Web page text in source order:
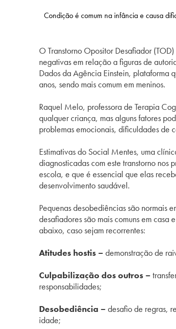
Condição é comum na infância e causa
O Transtorno Opositor Desafiador (TOD
negativas em relação a figuras de
Dados da Agência Einstein, plataforma
anos, sendo mais comum em meninos.
Raquel Melo, professora de Terapia
qualquer criança, mas alguns fatores
problemas emocionais, dificuldades de
Estimativas do Social Mentes, uma
diagnosticadas com este transtorno nos
escola, e que é essencial que elas
desenvolvimento saudável.
Pequenas desobediências são normais
desafiadores são mais comuns em casa
abaixo, caso sejam recorrentes:
Atitudes hostis – demonstração de
Culpabilização dos outros –
responsabilidades;
Desobediência – desafio de regras,
idade;